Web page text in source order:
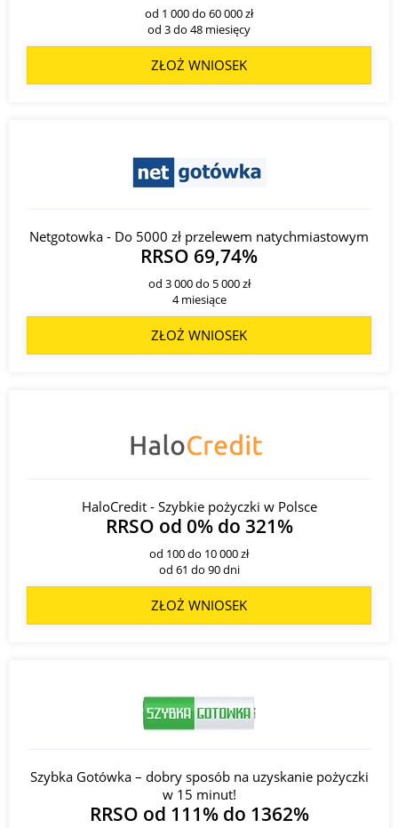
od 1 000 do 60 000 zł
od 3 do 48 miesięcy
ZŁOŻ WNIOSEK
Netgotowka - Do 5000 zł przelewem natychmiastowym
RRSO 69,74%
od 3 000 do 5 000 zł
4 miesiące
ZŁOŻ WNIOSEK
HaloCredit - Szybkie pożyczki w Polsce
RRSO od 0% do 321%
od 100 do 10 000 zł
od 61 do 90 dni
ZŁOŻ WNIOSEK
Szybka Gotówka – dobry sposób na uzyskanie pożyczki
w 15 minut!
RRSO od 111% do 1362%